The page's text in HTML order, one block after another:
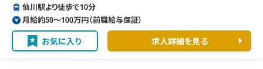
仙川駅より徒歩で10分
月給約59〜100万円（前職給与保証）
お気に入り 求人詳細を見る